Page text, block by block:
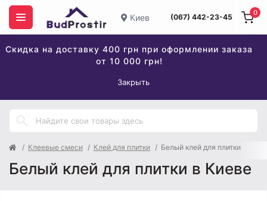
Киев (067) 442-23-45
Скидка на доставку 400 грн при оформлении заказа
от 10 000 грн!
Закрыть
0
Клеевые смеси Клей для плитки Белый клей для плитки
Белый клей для плитки в Киеве